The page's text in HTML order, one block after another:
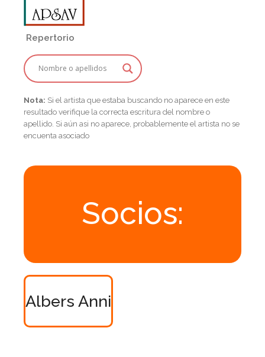
Repertorio
Nota: Si el artista que estaba buscando no aparece en este
resultado verifique la correcta escritura del nombre o
apellido. Si aún asi no aparece, probablemente el artista no se
encuenta asociado
Socios:
Albers Anni